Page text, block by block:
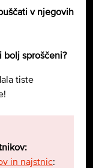
v njegovih
bolj sproščeni?
tiste
in najstnic: